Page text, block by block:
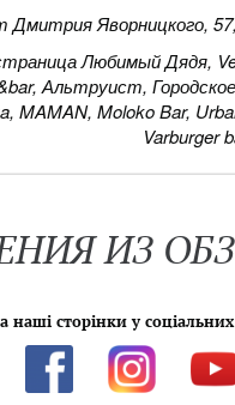
Дмитрия Яворницкого,
Любимый Дядя,
Альтруист,
MAMAN, Moloko Bar,
Varburger
ИЗ
наші сторінки у